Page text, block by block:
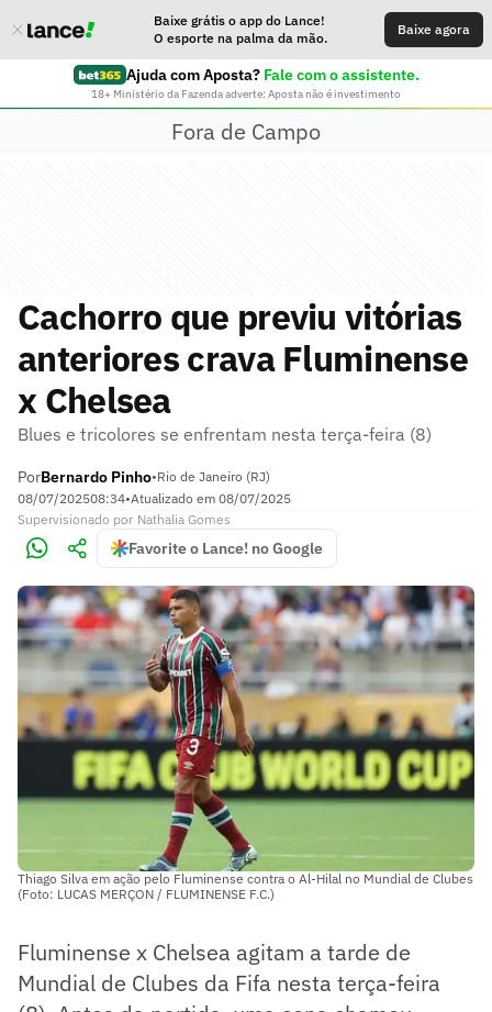
Baixe grátis o app do Lance!
O esporte na palma da mão.
Baixe agora
Ajuda com Aposta? Fale com o assistente.
18+ Ministério da Fazenda adverte: Aposta não é investimento
Fora de Campo
Cachorro que previu vitórias
anteriores crava Fluminense
x Chelsea
Blues e tricolores se enfrentam nesta terça-feira (8)
PorBernardo Pinho•Rio de Janeiro (RJ)
08/07/202508:34•Atualizado em 08/07/2025
Supervisionado por Nathalia Gomes
Favorite o Lance! no Google
Thiago Silva em ação pelo Fluminense contra o Al-Hilal no Mundial de Clubes
(Foto: LUCAS MERÇON / FLUMINENSE F.C.)
Fluminense x Chelsea agitam a tarde de
Mundial de Clubes da Fifa nesta terça-feira